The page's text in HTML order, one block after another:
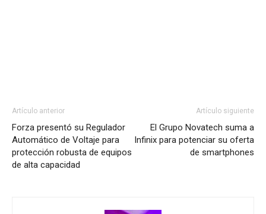
Artículo anterior
Forza presentó su Regulador
Automático de Voltaje para
protección robusta de equipos
de alta capacidad
Artículo siguiente
El Grupo Novatech suma a
Infinix para potenciar su oferta
de smartphones